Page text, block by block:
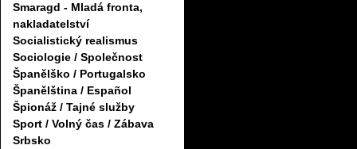
Smaragd - Mladá fronta,
nakladatelství
Socialistický realismus
Sociologie / Společnost
Španělško / Portugalsko
Španělština / Español
Špionáž / Tajné služby
Sport / Volný čas / Zábava
Srbsko